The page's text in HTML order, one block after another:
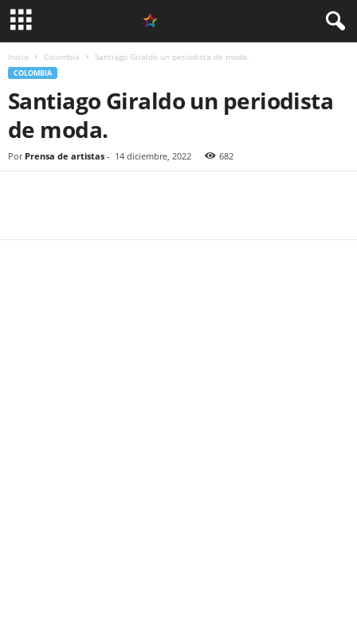
Inicio Colombia Santiago Giraldo un periodista de moda.
COLOMBIA
Santiago Giraldo un periodista
de moda.
Por Prensa de artistas - 14 diciembre, 2022 682